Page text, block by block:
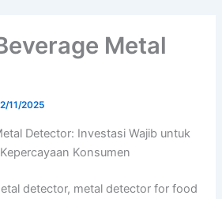
Metal
11/2025
Detector: Investasi Wajib untuk
Konsumen
detector, metal detector for food